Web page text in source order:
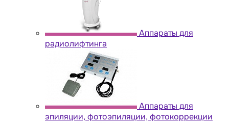
Аппараты для
радиолифтинга
Аппараты для
эпиляции, фотоэпиляции, фотокоррекции